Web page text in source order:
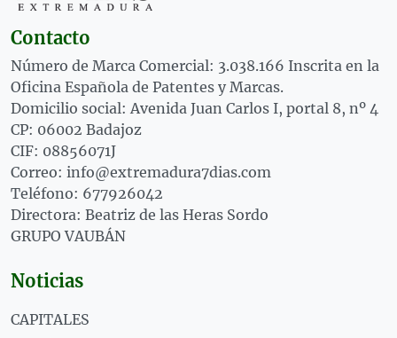
Contacto
Número de Marca Comercial: 3.038.166 Inscrita en la
Oficina Española de Patentes y Marcas.
Domicilio social: Avenida Juan Carlos I, portal 8, nº 4
CP: 06002 Badajoz
CIF: 08856071J
Correo: info@extremadura7dias.com
Teléfono: 677926042
Directora: Beatriz de las Heras Sordo
GRUPO VAUBÁN
Noticias
CAPITALES